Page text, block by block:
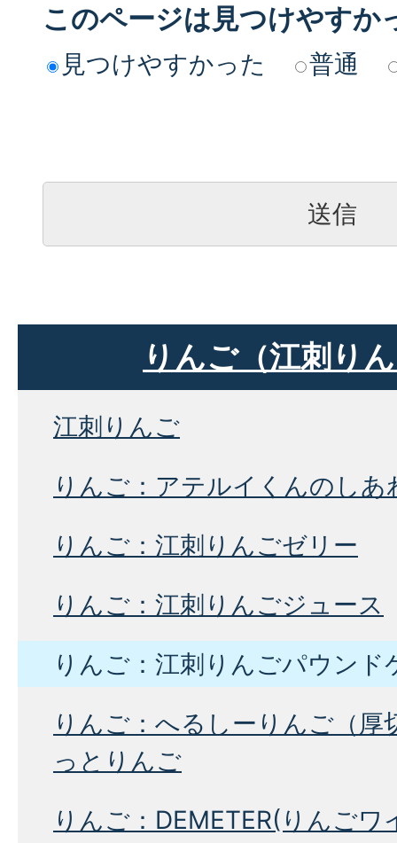
このページは見つけやすか
見つけやすかった 普通
りんご（江刺り
江刺りんご
りんご：アテルイくんのし
りんご：江刺りんごゼリー
りんご：江刺りんごジュース
りんご：江刺りんごパウンド
りんご：へるしーりんご（厚
っとりんご
りんご：DEMETER(りんごワ